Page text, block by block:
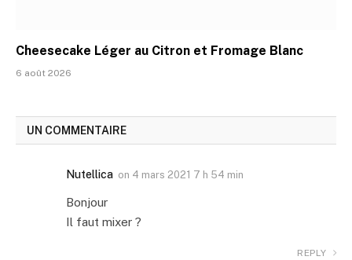
Cheesecake Léger au Citron et Fromage Blanc
6 août 2026
UN COMMENTAIRE
Nutellica on 4 mars 2021 7 h 54 min
Bonjour
Il faut mixer ?
REPLY